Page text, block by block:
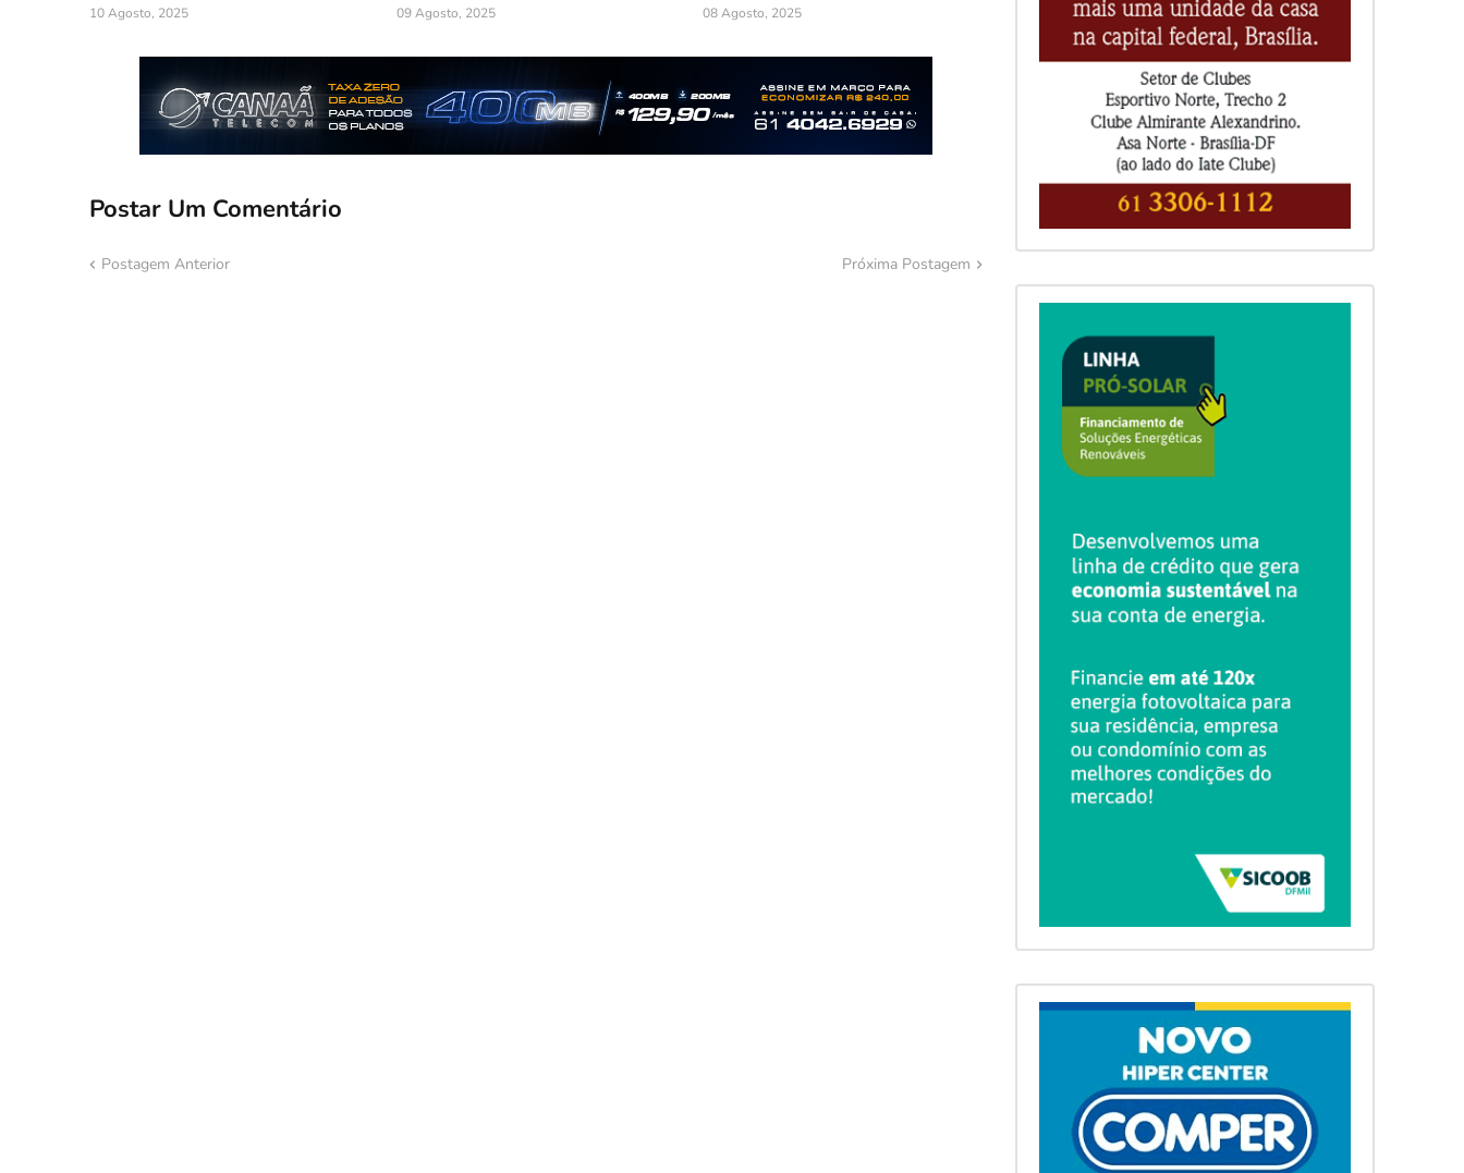
10 Agosto, 2025 09 Agosto, 2025 08 Agosto, 2025
Postar Um Comentário
Postagem Anterior Próxima Postagem